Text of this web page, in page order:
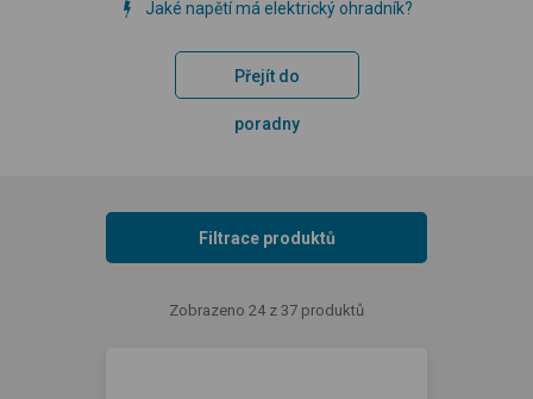
Jaké napětí má elektrický ohradník?
Přejít do
poradny
Filtrace produktů
Zobrazeno 24 z 37 produktů